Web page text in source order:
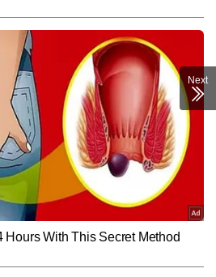
Next